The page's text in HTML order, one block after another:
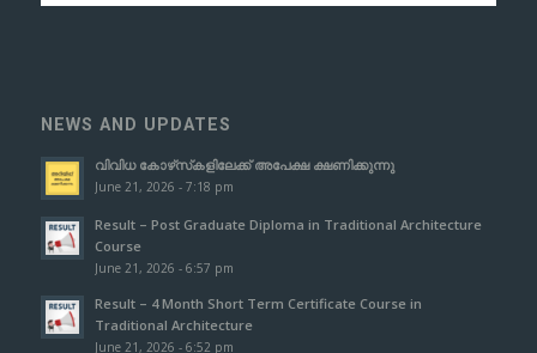
NEWS AND UPDATES
വിവിധ കോഴ്‌സ്‌കളിലേക്ക് അപേക്ഷ ക്ഷണിക്കുന്നു
June 21, 2026 - 7:18 pm
Result – Post Graduate Diploma in Traditional Architecture
Course
June 21, 2026 - 6:57 pm
Result – 4 Month Short Term Certificate Course in
Traditional Architecture
June 21, 2026 - 6:52 pm